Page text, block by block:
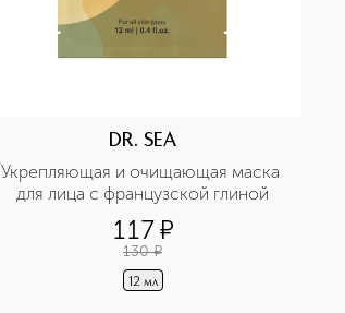
DR. SEA
Укрепляющая и очищающая маска
для лица с французской глиной
117¤
130 ¤
12 мл